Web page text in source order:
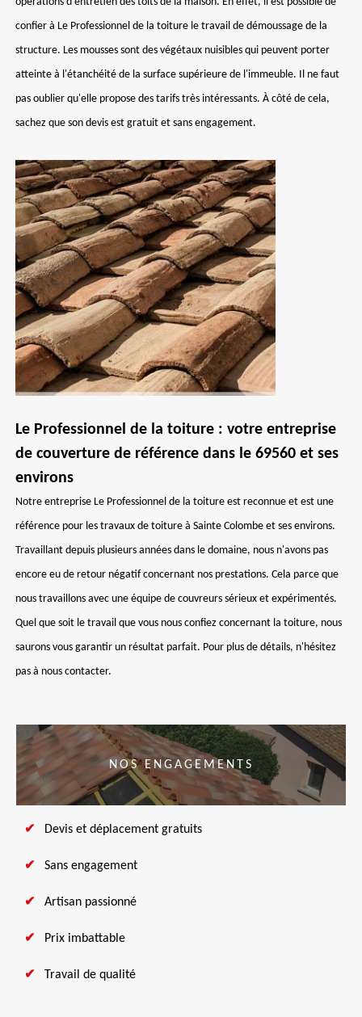
confier à Le Professionnel de la toiture le travail de démoussage de la
structure. Les mousses sont des végétaux nuisibles qui peuvent porter
atteinte à l'étanchéité de la surface supérieure de l'immeuble. Il ne faut
pas oublier qu'elle propose des tarifs très intéressants. À côté de cela,
sachez que son devis est gratuit et sans engagement.
Le Professionnel de la toiture : votre entreprise
de couverture de référence dans le 69560 et ses
environs
Notre entreprise Le Professionnel de la toiture est reconnue et est une
référence pour les travaux de toiture à Sainte Colombe et ses environs.
Travaillant depuis plusieurs années dans le domaine, nous n'avons pas
encore eu de retour négatif concernant nos prestations. Cela parce que
nous travaillons avec une équipe de couvreurs sérieux et expérimentés.
Quel que soit le travail que vous nous confiez concernant la toiture, nous
saurons vous garantir un résultat parfait. Pour plus de détails, n'hésitez
pas à nous contacter.
NOS ENGAGEMENTS
Devis et déplacement gratuits
Sans engagement
Artisan passionné
Prix imbattable
Travail de qualité